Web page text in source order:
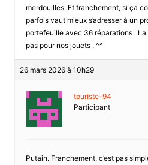
merdouilles. Et franchement, si ça
parfois vaut mieux s’adresser à un
portefeuille avec 36 réparations . La
pas pour nos jouets . ^^
26 mars 2026 à 10h29
touriste-94
Participant
Putain. Franchement, c’est pas